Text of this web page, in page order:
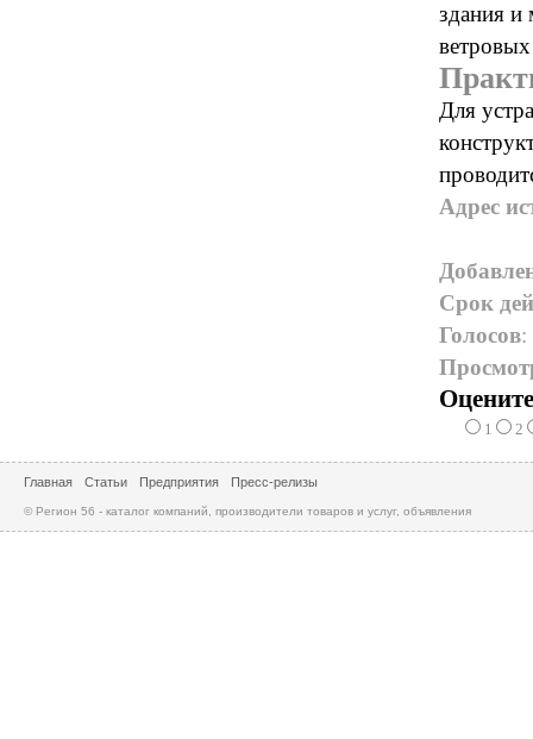
здания и
Для
Адрес
Срок
Голосов:
1 2
Главная Статьи Предприятия Пресс-релизы
© Регион 56 - каталог компаний, производители товаров и услуг, объявления